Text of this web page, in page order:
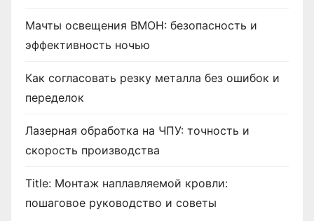
Мачты освещения ВМОН: безопасность и
эффективность ночью
Как согласовать резку металла без ошибок и
переделок
Лазерная обработка на ЧПУ: точность и
скорость производства
Title: Монтаж наплавляемой кровли:
пошаговое руководство и советы